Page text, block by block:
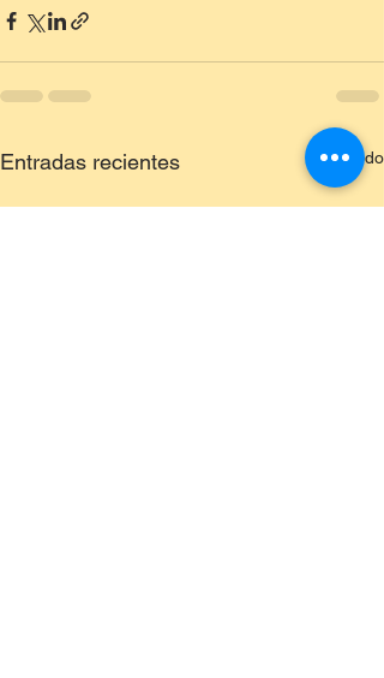
Entradas recientes Ver todo